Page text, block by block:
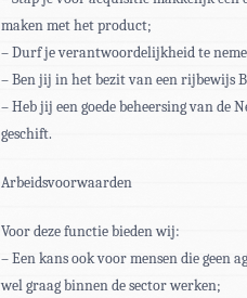
maken met het product;
– Durf je verantwoordelijkheid te
– Ben jij in het bezit van een rijbewijs
– Heb jij een goede beheersing van de
geschift.
Arbeidsvoorwaarden
Voor deze functie bieden wij:
– Een kans ook voor mensen die geen
wel graag binnen de sector werken;